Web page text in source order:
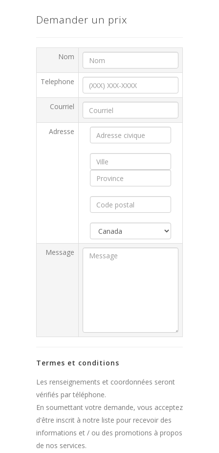
Demander un prix
Nom
Telephone
Courriel
Adresse
Message
Termes et conditions
Les renseignements et coordonnées seront
vérifiés par téléphone.
En soumettant votre demande, vous acceptez
d'être inscrit à notre liste pour recevoir des
informations et / ou des promotions à propos
de nos services.